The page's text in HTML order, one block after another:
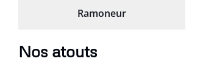
Ramoneur
Nos atouts